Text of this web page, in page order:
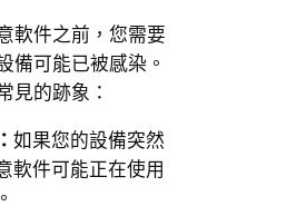
軟件之前，您需要
備可能已被感染。
見的跡象：
如果您的設備突然
軟件可能正在使用